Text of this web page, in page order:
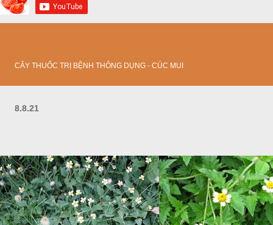
CÂY THUỐC TRỊ BỆNH THÔNG DỤNG - CÚC MUI
8.8.21